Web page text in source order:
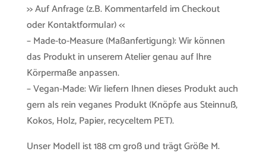
>> Auf Anfrage (z.B. Kommentarfeld im Checkout
oder Kontaktformular) <<
– Made-to-Measure (Maßanfertigung): Wir können
das Produkt in unserem Atelier genau auf Ihre
Körpermaße anpassen.
– Vegan-Made: Wir liefern Ihnen dieses Produkt auch
gern als rein veganes Produkt (Knöpfe aus Steinnuß,
Kokos, Holz, Papier, recyceltem PET).
Unser Modell ist 188 cm groß und trägt Größe M.